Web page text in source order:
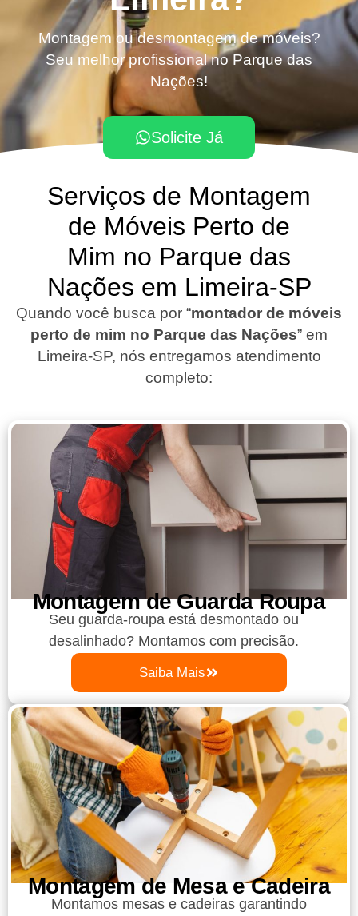
Montagem ou desmontagem de móveis?
Seu melhor profissional no Parque das
Nações!
Solicite Já
Serviços de Montagem
de Móveis Perto de
Mim no Parque das
Nações em Limeira-SP
Quando você busca por “montador de móveis
perto de mim no Parque das Nações” em
Limeira-SP, nós entregamos atendimento
completo:
Montagem de Guarda Roupa​
Seu guarda-roupa está desmontado ou
desalinhado? Montamos com precisão.
Saiba Mais
Montagem de Mesa e Cadeira
Montamos mesas e cadeiras garantindo